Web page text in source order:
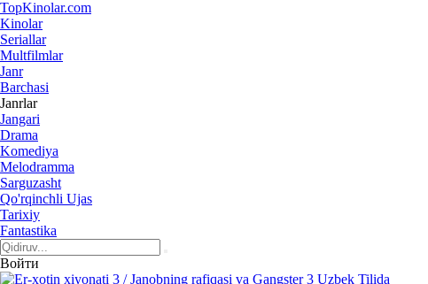
TopKinolar.com
Kinolar
Seriallar
Multfilmlar
Janr
Barchasi
Janrlar
Jangari
Drama
Komediya
Melodramma
Sarguzasht
Qo'rqinchli Ujas
Tarixiy
Fantastika
Войти